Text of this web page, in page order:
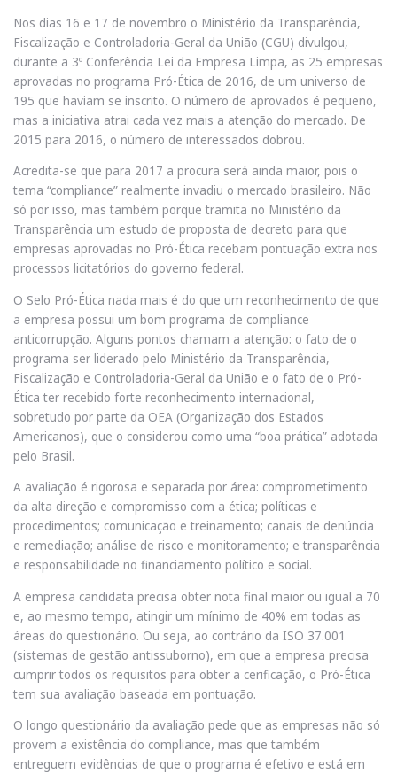
Nos dias 16 e 17 de novembro o Ministério da Transparência,
Fiscalização e Controladoria-Geral da União (CGU) divulgou,
durante a 3º Conferência Lei da Empresa Limpa, as 25 empresas
aprovadas no programa Pró-Ética de 2016, de um universo de
195 que haviam se inscrito. O número de aprovados é pequeno,
mas a iniciativa atrai cada vez mais a atenção do mercado. De
2015 para 2016, o número de interessados dobrou.
Acredita-se que para 2017 a procura será ainda maior, pois o
tema “compliance” realmente invadiu o mercado brasileiro. Não
só por isso, mas também porque tramita no Ministério da
Transparência um estudo de proposta de decreto para que
empresas aprovadas no Pró-Ética recebam pontuação extra nos
processos licitatórios do governo federal.
O Selo Pró-Ética nada mais é do que um reconhecimento de que
a empresa possui um bom programa de compliance
anticorrupção. Alguns pontos chamam a atenção: o fato de o
programa ser liderado pelo Ministério da Transparência,
Fiscalização e Controladoria-Geral da União e o fato de o Pró-
Ética ter recebido forte reconhecimento internacional,
sobretudo por parte da OEA (Organização dos Estados
Americanos), que o considerou como uma “boa prática” adotada
pelo Brasil.
A avaliação é rigorosa e separada por área: comprometimento
da alta direção e compromisso com a ética; políticas e
procedimentos; comunicação e treinamento; canais de denúncia
e remediação; análise de risco e monitoramento; e transparência
e responsabilidade no financiamento político e social.
A empresa candidata precisa obter nota final maior ou igual a 70
e, ao mesmo tempo, atingir um mínimo de 40% em todas as
áreas do questionário. Ou seja, ao contrário da ISO 37.001
(sistemas de gestão antissuborno), em que a empresa precisa
cumprir todos os requisitos para obter a cerificação, o Pró-Ética
tem sua avaliação baseada em pontuação.
O longo questionário da avaliação pede que as empresas não só
provem a existência do compliance, mas que também
entreguem evidências de que o programa é efetivo e está em